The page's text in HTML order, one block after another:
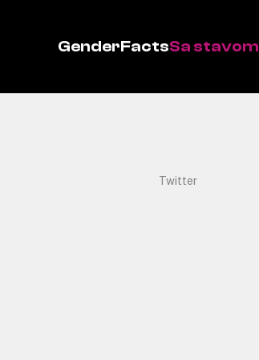
GenderFactsSa stavom
Twitter